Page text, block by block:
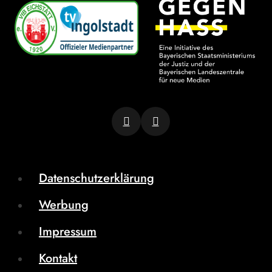
Datenschutzerklärung
Werbung
Impressum
Kontakt